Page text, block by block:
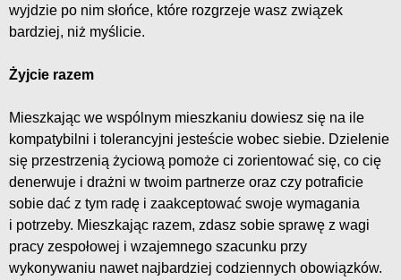
wyjdzie po nim słońce, które rozgrzeje wasz związek
bardziej, niż myślicie.
Żyjcie razem
Mieszkając we wspólnym mieszkaniu dowiesz się na ile
kompatybilni i tolerancyjni jesteście wobec siebie. Dzielenie
się przestrzenią życiową pomoże ci zorientować się, co cię
denerwuje i drażni w twoim partnerze oraz czy potraficie
sobie dać z tym radę i zaakceptować swoje wymagania
i potrzeby. Mieszkając razem, zdasz sobie sprawę z wagi
pracy zespołowej i wzajemnego szacunku przy
wykonywaniu nawet najbardziej codziennych obowiązków.